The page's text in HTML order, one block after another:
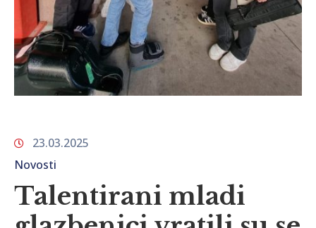
23.03.2025
Novosti
Talentirani mladi